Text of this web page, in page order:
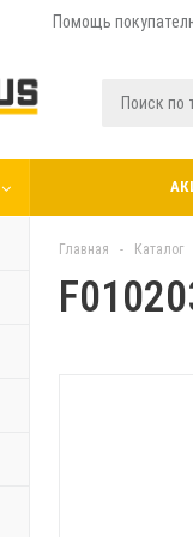
Помощь
Главная - Каталог